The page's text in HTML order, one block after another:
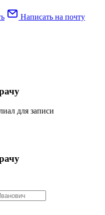
Написать на почту
для записи